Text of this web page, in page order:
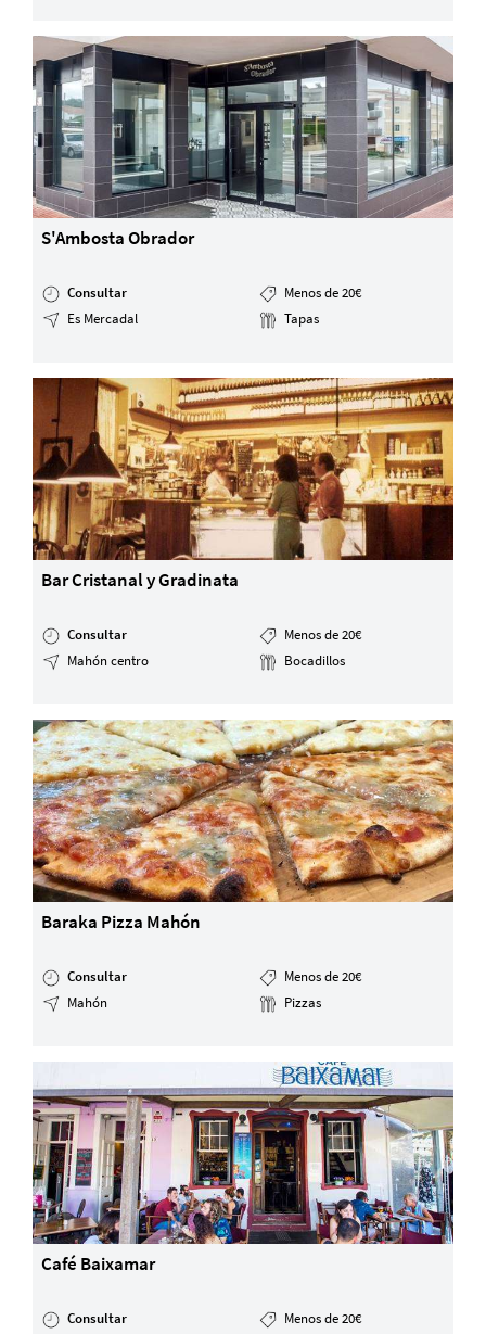
S'Ambosta Obrador
Consultar
Menos de 20€
Es Mercadal
Tapas
Bar Cristanal y Gradinata
Consultar
Menos de 20€
Mahón centro
Bocadillos
Baraka Pizza Mahón
Consultar
Menos de 20€
Mahón
Pizzas
Café Baixamar
Consultar
Menos de 20€